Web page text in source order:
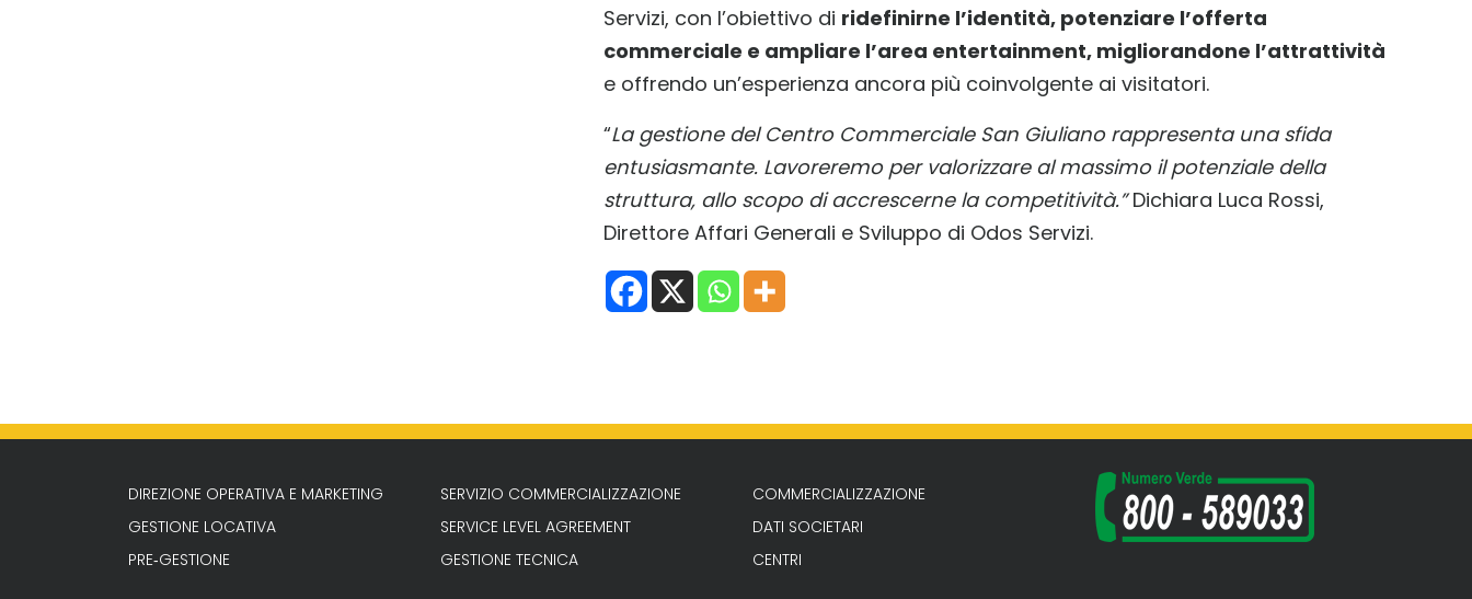
Servizi, con l’obiettivo di ridefinirne l’identità, potenziare l’offerta
commerciale e ampliare l’area entertainment, migliorandone l’attrattività
e offrendo un’esperienza ancora più coinvolgente ai visitatori.
“La gestione del Centro Commerciale San Giuliano rappresenta una sfida
entusiasmante. Lavoreremo per valorizzare al massimo il potenziale della
struttura, allo scopo di accrescerne la competitività.”Dichiara Luca Rossi,
Direttore Affari Generali e Sviluppo di Odos Servizi.
DIREZIONE OPERATIVA E MARKETING
GESTIONE LOCATIVA
PRE‐GESTIONE
SERVIZIO COMMERCIALIZZAZIONE
SERVICE LEVEL AGREEMENT
GESTIONE TECNICA
COMMERCIALIZZAZIONE
DATI SOCIETARI
CENTRI